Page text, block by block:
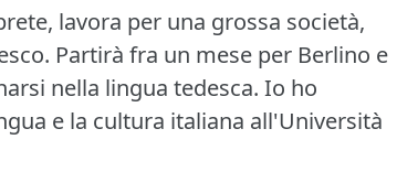
lavora per una grossa società,
Partirà fra un mese per Berlino e
nella lingua tedesca. Io ho
e la cultura italiana all'Università